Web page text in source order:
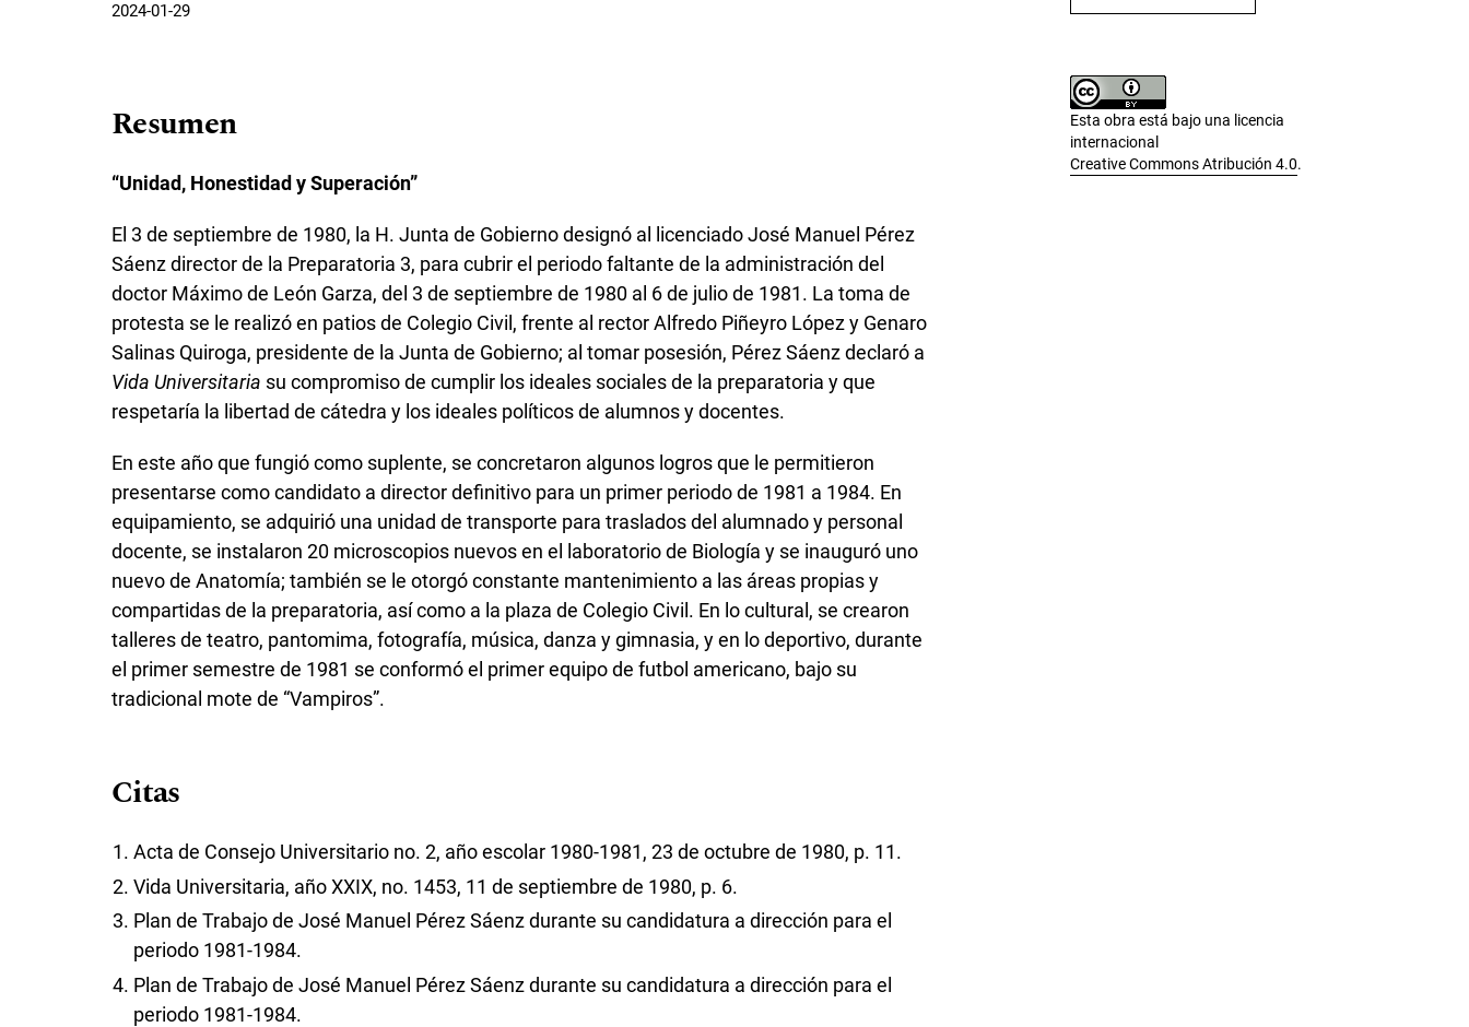
2024-01-29
Resumen
“Unidad, Honestidad y Superación”
El 3 de septiembre de 1980, la H. Junta de Gobierno designó al licenciado José Manuel Pérez
Sáenz director de la Preparatoria 3, para cubrir el periodo faltante de la administración del
doctor Máximo de León Garza, del 3 de septiembre de 1980 al 6 de julio de 1981. La toma de
protesta se le realizó en patios de Colegio Civil, frente al rector Alfredo Piñeyro López y Genaro
Salinas Quiroga, presidente de la Junta de Gobierno; al tomar posesión, Pérez Sáenz declaró a
Vida Universitaria su compromiso de cumplir los ideales sociales de la preparatoria y que
respetaría la libertad de cátedra y los ideales políticos de alumnos y docentes.
En este año que fungió como suplente, se concretaron algunos logros que le permitieron
presentarse como candidato a director definitivo para un primer periodo de 1981 a 1984. En
equipamiento, se adquirió una unidad de transporte para traslados del alumnado y personal
docente, se instalaron 20 microscopios nuevos en el laboratorio de Biología y se inauguró uno
nuevo de Anatomía; también se le otorgó constante mantenimiento a las áreas propias y
compartidas de la preparatoria, así como a la plaza de Colegio Civil. En lo cultural, se crearon
talleres de teatro, pantomima, fotografía, música, danza y gimnasia, y en lo deportivo, durante
el primer semestre de 1981 se conformó el primer equipo de futbol americano, bajo su
tradicional mote de “Vampiros”.
Citas
Acta de Consejo Universitario no. 2, año escolar 1980-1981, 23 de octubre de 1980, p. 11.
Vida Universitaria, año XXIX, no. 1453, 11 de septiembre de 1980, p. 6.
Plan de Trabajo de José Manuel Pérez Sáenz durante su candidatura a dirección para el
periodo 1981-1984.
Plan de Trabajo de José Manuel Pérez Sáenz durante su candidatura a dirección para el
periodo 1981-1984.
Esta obra está bajo una licencia
internacional
Creative Commons Atribución 4.0.